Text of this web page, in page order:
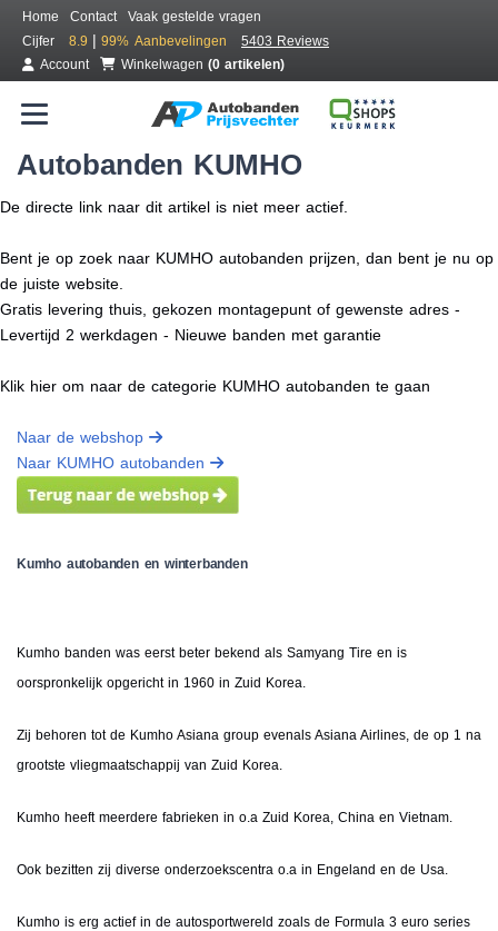
Home Contact
Vaak gestelde vragen
Cijfer
8.9 | 99% Aanbevelingen
5403 Reviews
Account
Winkelwagen (0 artikelen)
Autobanden KUMHO
De directe link naar dit artikel is niet meer actief.
Bent je op zoek naar KUMHO autobanden prijzen, dan bent je nu op
de juiste website.
Gratis levering thuis, gekozen montagepunt of gewenste adres -
Levertijd 2 werkdagen - Nieuwe banden met garantie
Klik hier om naar de categorie KUMHO autobanden te gaan
Naar de webshop
Naar KUMHO autobanden
Kumho autobanden en winterbanden
Kumho banden was eerst beter bekend als Samyang Tire en is
oorspronkelijk opgericht in 1960 in Zuid Korea.
Zij behoren tot de Kumho Asiana group evenals Asiana Airlines, de op 1 na
grootste vliegmaatschappij van Zuid Korea.
Kumho heeft meerdere fabrieken in o.a Zuid Korea, China en Vietnam.
Ook bezitten zij diverse onderzoekscentra o.a in Engeland en de Usa.
Kumho is erg actief in de autosportwereld zoals de Formula 3 euro series